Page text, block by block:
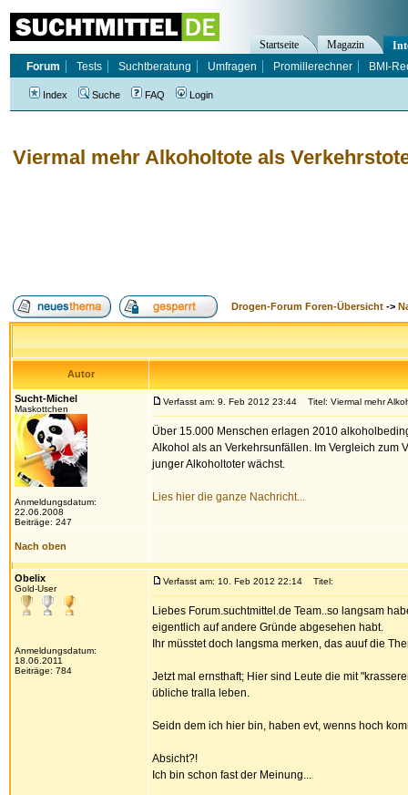
Viermal mehr Alkoholtote als
Drogen-Forum Foren-Übersicht ->
Autor
Sucht-Michel
Maskottchen
Anmeldungsdatum:
22.06.2008
Beiträge: 247
Verfasst am: 9. Feb 2012 23:44 Titel: Viermal mehr
Über 15.000 Menschen erlagen 2010
Alkohol als an Verkehrsunfällen. Im Vergleich zum
junger Alkoholtoter wächst.
Lies hier die ganze Nachricht...
Nach oben
Obelix
Gold-User
Anmeldungsdatum:
18.06.2011
Beiträge: 784
Verfasst am: 10. Feb 2012 22:14 Titel:
Liebes Forum.suchtmittel.de Team..so langsam
eigentlich auf andere Gründe abgesehen habt.
Ihr müsstet doch langsma merken, das auuf die
Jetzt mal ernsthaft; Hier sind Leute die mit
übliche tralla leben.
Seidn dem ich hier bin, haben evt, wenns hoch
Absicht?!
Ich bin schon fast der Meinung...
Startseite Magazin
Forum
Tests Suchtberatung Umfragen Promillerechner BMI-
Index Suche FAQ Login